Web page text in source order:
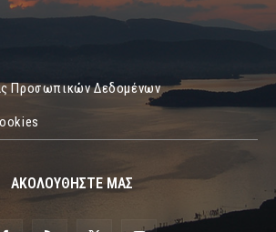
Προσωπικών Δεδομένων
ΑΚΟΛΟΥΘΗΣΤΕ ΜΑΣ